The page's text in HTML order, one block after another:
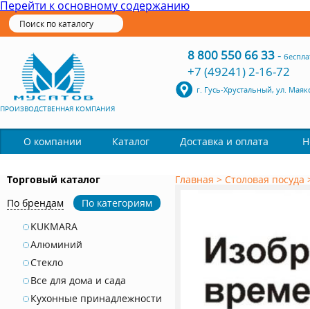
Перейти к основному содержанию
ПРОИЗВОДСТВЕННАЯ КОМПАНИЯ
8 800 550 66 33-
+7 (49241) 2-16-72
г. Гусь-Хрустальный, ул.
О компании Каталог Доставка и оплата
Торговый каталог
По брендам
По категориям
KUKMARA
Алюминий
Стекло
Все для дома и сада
Кухонные принадлежности
Главная > Столовая посуда